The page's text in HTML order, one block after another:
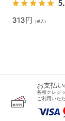
313円 （税込）
お支払
各種クレジ
ご利用いた